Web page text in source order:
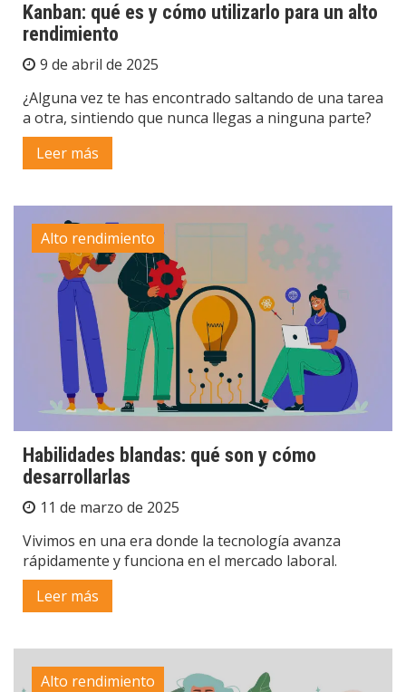
Kanban: qué es y cómo utilizarlo para un alto
rendimiento
9 de abril de 2025
¿Alguna vez te has encontrado saltando de una tarea
a otra, sintiendo que nunca llegas a ninguna parte?
Leer más
Alto rendimiento
Habilidades blandas: qué son y cómo
desarrollarlas
11 de marzo de 2025
Vivimos en una era donde la tecnología avanza
rápidamente y funciona en el mercado laboral.
Leer más
Alto rendimiento